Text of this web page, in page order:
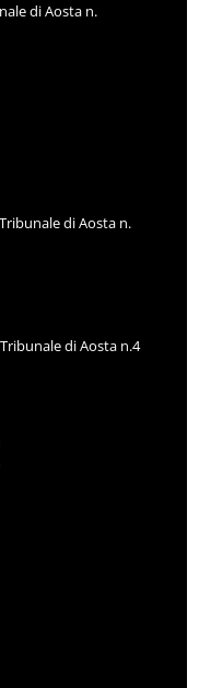
di Aosta n.
di Aosta n.
di Aosta n.4